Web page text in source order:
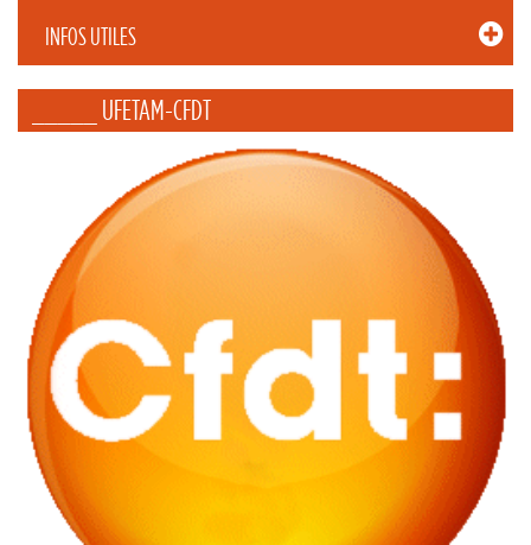
INFOS UTILES
_____ UFETAM-CFDT